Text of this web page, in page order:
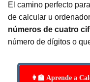
El camino perfecto
de calcular u
números de cuatro
número de dígitos o
👩‍🏫 Aprende a